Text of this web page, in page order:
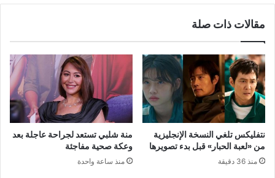
مقالات ذات صلة
نتفليكس تلغي النسخة الإنجليزية
من «لعبة الحبار» قبل بدء تصويرها
منذ 36 دقيقة
منة شلبي تستعد لجراحة عاجلة بعد
وعكة صحية مفاجئة
منذ ساعة واحدة